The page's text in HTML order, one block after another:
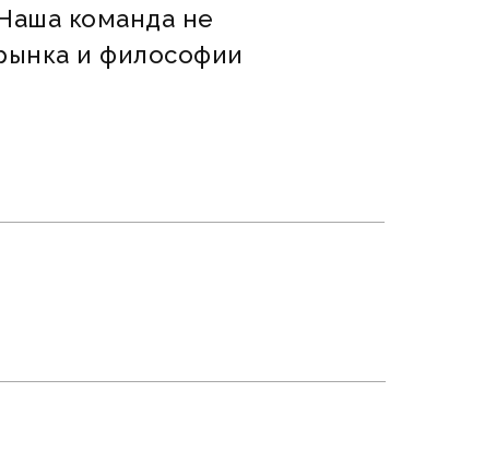
команда не
и философии